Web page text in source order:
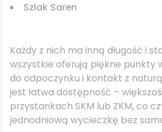
Szlak Saren
Każdy z nich ma inną długość i
wszystkie oferują piękne punkty
do odpoczynku i kontakt z
jest łatwa dostępność –
przystankach SKM lub ZKM, co
jednodniową wycieczkę bez